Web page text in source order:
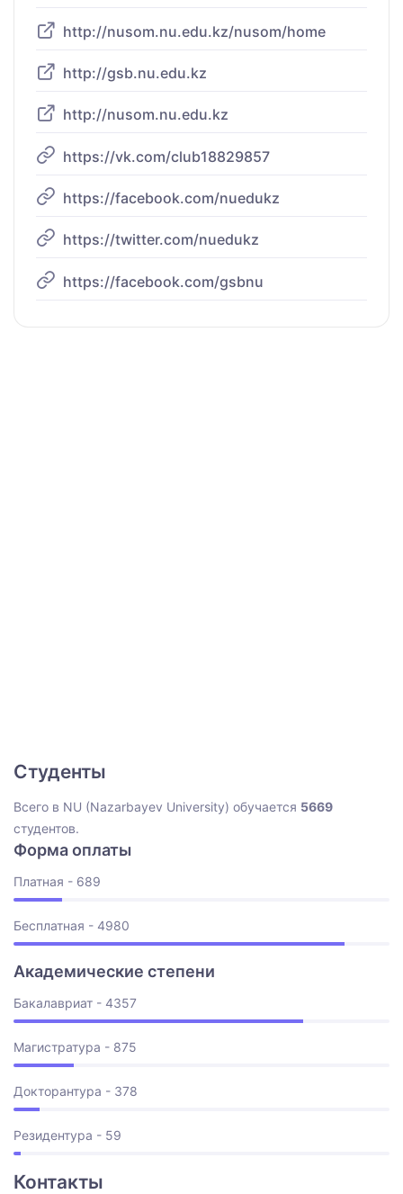
http://nusom.nu.edu.kz/nusom/home
http://gsb.nu.edu.kz
http://nusom.nu.edu.kz
https://vk.com/club18829857
https://facebook.com/nuedukz
https://twitter.com/nuedukz
https://facebook.com/gsbnu
Студенты
Всего в NU (Nazarbayev University) обучается 5669
студентов.
Форма оплаты
Платная - 689
Бесплатная - 4980
Академические степени
Бакалавриат - 4357
Магистратура - 875
Докторантура - 378
Резидентура - 59
Контакты